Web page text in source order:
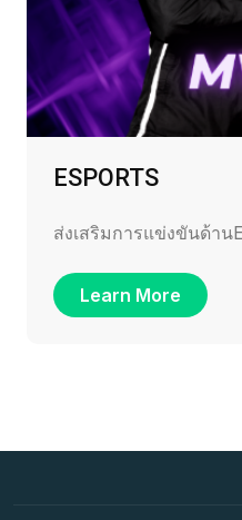
ESPORTS
ส่งเสริมการแข่งขันด้าน
Learn More